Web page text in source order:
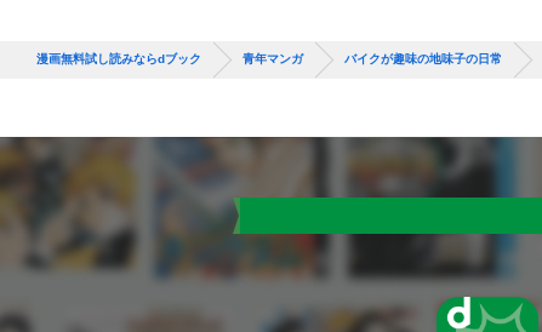
漫画無料試し読みならdブック 青年マンガ バイクが趣味の地味子の日常